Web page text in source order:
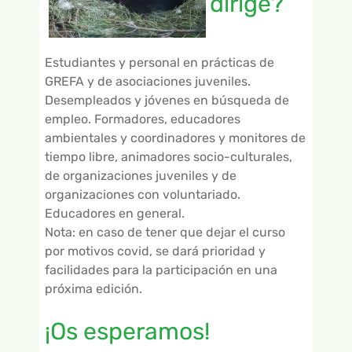
Estudiantes y personal en prácticas de
GREFA y de asociaciones juveniles.
Desempleados y jóvenes en búsqueda de
empleo. Formadores, educadores
ambientales y coordinadores y monitores de
tiempo libre, animadores socio-culturales,
de organizaciones juveniles y de
organizaciones con voluntariado.
Educadores en general.
Nota: en caso de tener que dejar el curso
por motivos covid, se dará prioridad y
facilidades para la participación en una
próxima edición.
¡Os esperamos!